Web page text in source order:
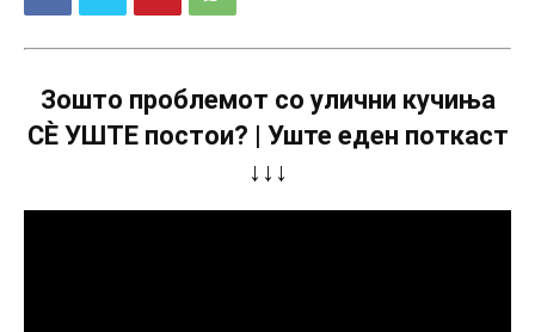
Зошто проблемот со улични кучиња
СÈ УШТЕ постои? | Уште еден поткаст
↓↓↓